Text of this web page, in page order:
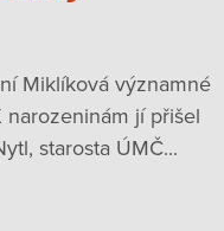
Miklíková významné
jí přišel
starosta ÚMČ...